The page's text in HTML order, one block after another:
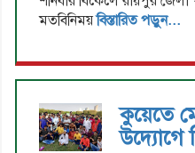
মতবিনিময়বিস্তারিত পড়ুন...
কুয়েতে
উদ্যোগে